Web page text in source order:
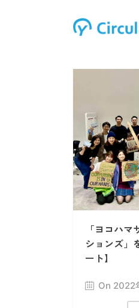
「ヨコハ
ションズ」
ート】
On 2022